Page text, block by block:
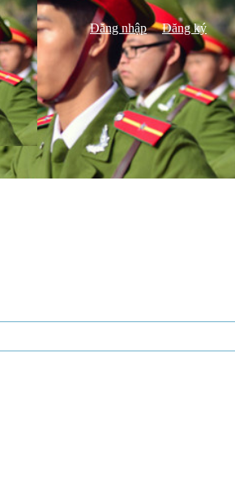
Đăng nhập Đăng ký